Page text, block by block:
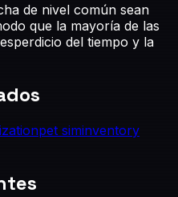
de nivel común sean
que la mayoría de las
del tiempo y la
pet siminventory